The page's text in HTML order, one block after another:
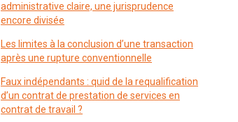
administrative claire, une jurisprudence
encore divisée
Les limites à la conclusion d’une transaction
après une rupture conventionnelle
Faux indépendants : quid de la requalification
d’un contrat de prestation de services en
contrat de travail ?